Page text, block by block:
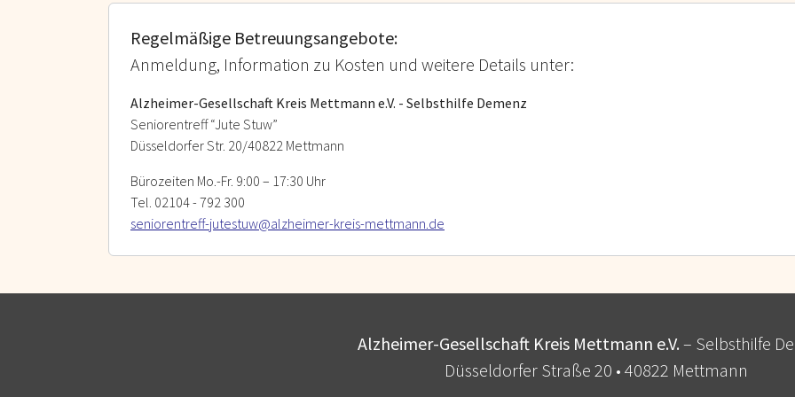
Regelmäßige Betreuungsangebote:
Anmeldung, Information zu Kosten und weitere Details unter:
Alzheimer-Gesellschaft Kreis Mettmann e.V. - Selbsthilfe Demenz
Seniorentreff “Jute Stuw”
Düsseldorfer Str. 20/40822 Mettmann
Bürozeiten Mo.-Fr. 9:00 – 17:30 Uhr
Tel. 02104 - 792 300
seniorentreff-jutestuw@alzheimer-kreis-mettmann.de
Alzheimer-Gesellschaft Kreis Mettmann e.V. – Selbsthilfe
Düsseldorfer Straße 20 • 40822 Mettmann